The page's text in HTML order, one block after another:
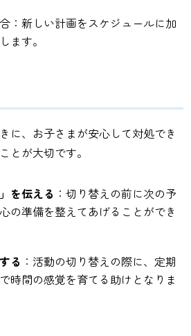
：新しい計画をスケジュールに加
ます。
に、お子さまが安心して対処でき
とが大切です。
を伝える ：切り替えの前に次の予
の準備を整えてあげることができ
る ：活動の切り替えの際に、定期
時間の感覚を育てる助けとなりま